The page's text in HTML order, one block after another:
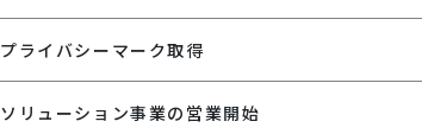
プライバシーマーク取得
ソリューション事業の営業開始